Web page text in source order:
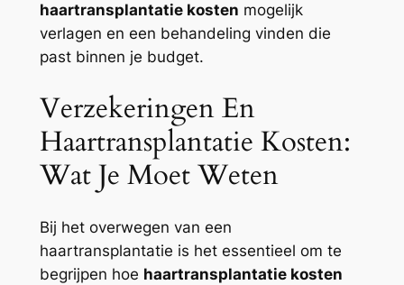
haartransplantatie kosten mogelijk
verlagen en een behandeling vinden die
past binnen je budget.
Verzekeringen En
Haartransplantatie Kosten:
Wat Je Moet Weten
Bij het overwegen van een
haartransplantatie is het essentieel om te
begrijpen hoe haartransplantatie kosten